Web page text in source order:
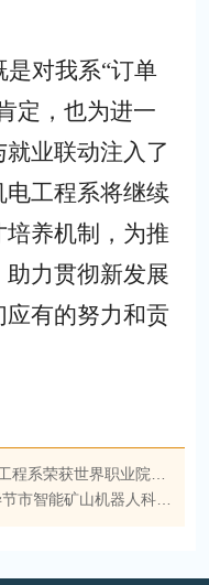
是对我系“订单
定，也为进一
业联动注入了
工程系将继续
养机制， 为推
力贯彻新发展
有的努力和贡
院校技能大赛能源动力赛道铜奖
学家工作站”建设专题研讨会顺利召开